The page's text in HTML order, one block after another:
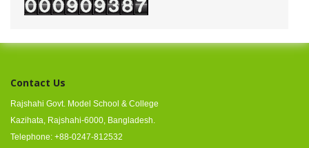
Contact Us
Rajshahi Govt. Model School & College
Kazihata, Rajshahi-6000, Bangladesh.
Telephone: +88-0247-812532